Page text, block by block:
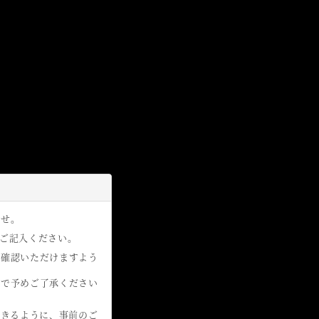
。
記入ください。
認いただけますよう
予めご了承ください
るように、事前のご